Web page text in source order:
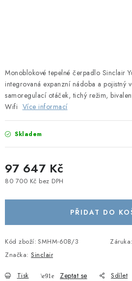
Monoblokové tepelné čerpadlo Sinclair
integrovaná expanzní nádoba a pojistný
samoregulací otáček, tichý režim,
Wifi Více informací
Skladem
97 647 Kč
80 700 Kč bez DPH
PŘIDAT DO
Kód zboží: SMHM-60B/3 Záruka:
Značka: Sinclair
Tisk Zeptat se Sdílet